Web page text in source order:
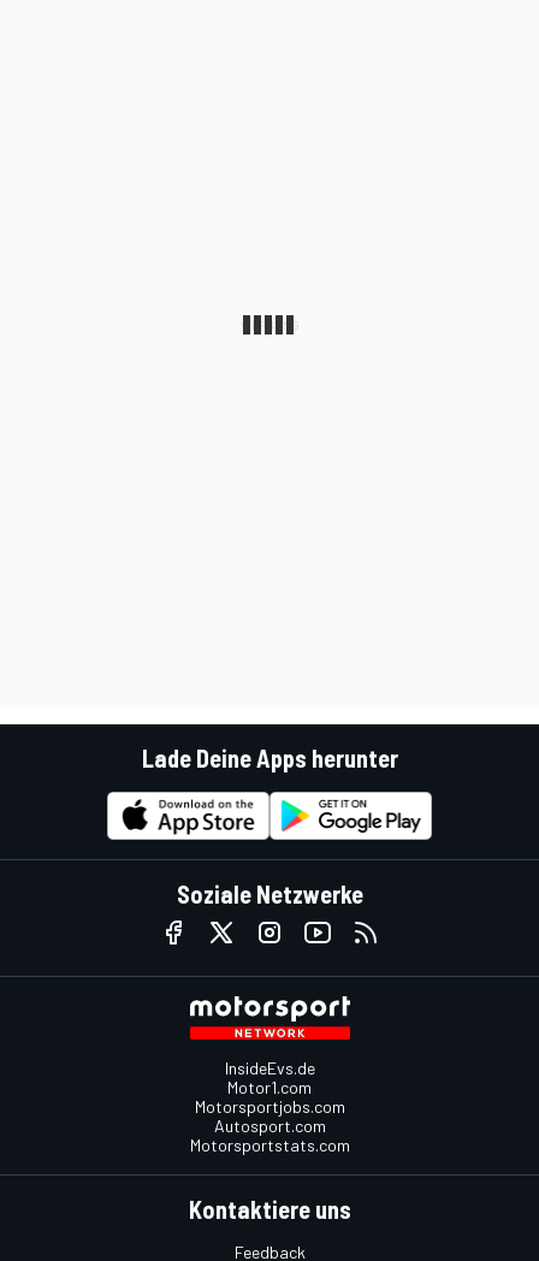
Lade Deine Apps herunter
Soziale Netzwerke
InsideEvs.de
Motor1.com
Motorsportjobs.com
Autosport.com
Motorsportstats.com
Kontaktiere uns
Feedback